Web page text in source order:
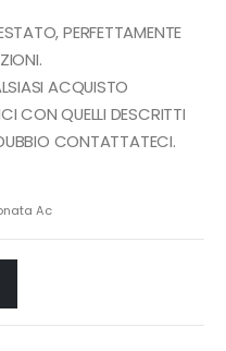
PERFETTAMENTE
ACQUISTO
CON QUELLI DESCRITTI
CONTATTATECI.
Ac